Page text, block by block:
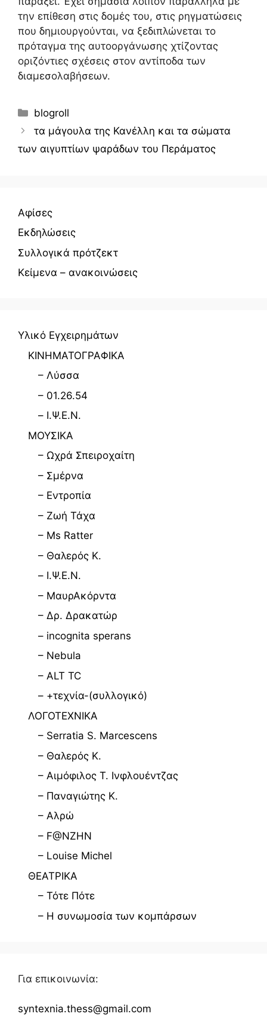
την επίθεση στις δομές του, στις ρηγματώσεις
που δημιουργούνται, να ξεδιπλώνεται το
πρόταγμα της αυτοοργάνωσης χτίζοντας
οριζόντιες σχέσεις στον αντίποδα των
διαμεσολαβήσεων.
Κατηγορίες
blogroll
τα μάγουλα της Κανέλλη και τα σώματα
των αιγυπτίων ψαράδων του Περάματος
Αφίσες
Εκδηλώσεις
Συλλογικά πρότζεκτ
Κείμενα – ανακοινώσεις
Υλικό Εγχειρημάτων
ΚΙΝΗΜΑΤΟΓΡΑΦΙΚΑ
– Λύσσα
– 01.26.54
– Ι.Ψ.Ε.Ν.
ΜΟΥΣΙΚΑ
– Ωχρά Σπειροχαίτη
– Σμέρνα
– Εντροπία
– Ζωή Τάχα
– Ms Ratter
– Θαλερός Κ.
– Ι.Ψ.Ε.Ν.
– ΜαυρΑκόρντα
– Δρ. Δρακατώρ
– incognita sperans
– Nebula
– ALT TC
– +τεχνία-(συλλογικό)
ΛΟΓΟΤΕΧΝΙΚΑ
– Serratia S. Marcescens
– Θαλερός Κ.
– Αιμόφιλος Τ. Ινφλουέντζας
– Παναγιώτης Κ.
– Αλρώ
– F@NZHN
– Louise Michel
ΘΕΑΤΡΙΚΑ
– Τότε Πότε
– Η συνωμοσία των κομπάρσων
Για επικοινωνία:
syntexnia.thess@gmail.com